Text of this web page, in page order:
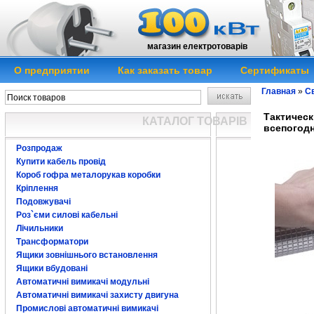
магазин електротоварів
О предприятии Как заказать товар Сертификаты
КАТАЛОГ ТОВАРІВ
Розпродаж
Купити кабель провід
Короб гофра металорукав коробки
Кріплення
Подовжувачі
Роз`єми силові кабельні
Лічильники
Трансформатори
Ящики зовнішнього встановлення
Ящики вбудовані
Автоматичні вимикачі модульні
Автоматичні вимикачі захисту двигуна
Промислові автоматичні вимикачі
Главная »